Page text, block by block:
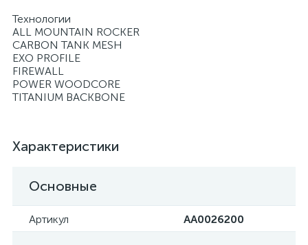
Технологии
ALL MOUNTAIN ROCKER
CARBON TANK MESH
EXO PROFILE
FIREWALL
POWER WOODCORE
TITANIUM BACKBONE
Характеристики
Основные
Артикул AA0026200